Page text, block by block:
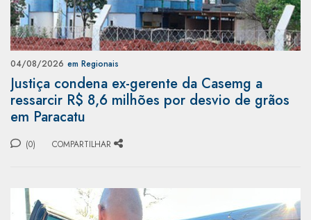
04/08/2026 em Regionais
Justiça condena ex-gerente da Casemg a
ressarcir R$ 8,6 milhões por desvio de grãos
em Paracatu
(0) COMPARTILHAR